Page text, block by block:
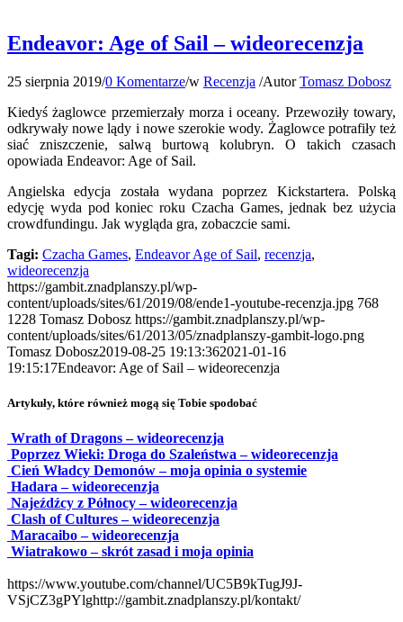
Endeavor: Age of Sail – wideorecenzja
25 sierpnia 2019/0 Komentarze/w Recenzja /AutorTomasz Dobosz
Kiedyś żaglowce przemierzały morza i oceany. Przewoziły towary,
odkrywały nowe lądy i nowe szerokie wody. Żaglowce potrafiły też
siać zniszczenie, salwą burtową kolubryn. O takich czasach
opowiada Endeavor: Age of Sail.
Angielska edycja została wydana poprzez Kickstartera. Polską
edycję wyda pod koniec roku Czacha Games, jednak bez użycia
crowdfundingu. Jak wygląda gra, zobaczcie sami.
Tagi: Czacha Games, Endeavor Age of Sail, recenzja,
wideorecenzja
https://gambit.znadplanszy.pl/wp-
content/uploads/sites/61/2019/08/ende1-youtube-recenzja.jpg 768
1228 Tomasz Dobosz https://gambit.znadplanszy.pl/wp-
content/uploads/sites/61/2013/05/znadplanszy-gambit-logo.png
Tomasz Dobosz2019-08-25 19:13:362021-01-16
19:15:17Endeavor: Age of Sail – wideorecenzja
Artykuły, które również mogą się Tobie spodobać
Wrath of Dragons – wideorecenzja
Poprzez Wieki: Droga do Szaleństwa – wideorecenzja
Cień Władcy Demonów – moja opinia o systemie
Hadara – wideorecenzja
Najeźdźcy z Północy – wideorecenzja
Clash of Cultures – wideorecenzja
Maracaibo – wideorecenzja
Wiatrakowo – skrót zasad i moja opinia
https://www.youtube.com/channel/UC5B9kTugJ9J-
VSjCZ3gPYlghttp://gambit.znadplanszy.pl/kontakt/